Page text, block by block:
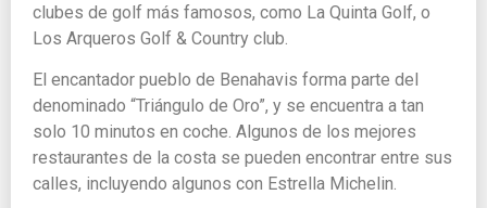
clubes de golf más famosos, como La Quinta Golf, o
Los Arqueros Golf & Country club.
El encantador pueblo de Benahavis forma parte del
denominado “Triángulo de Oro”, y se encuentra a tan
solo 10 minutos en coche. Algunos de los mejores
restaurantes de la costa se pueden encontrar entre sus
calles, incluyendo algunos con Estrella Michelin.